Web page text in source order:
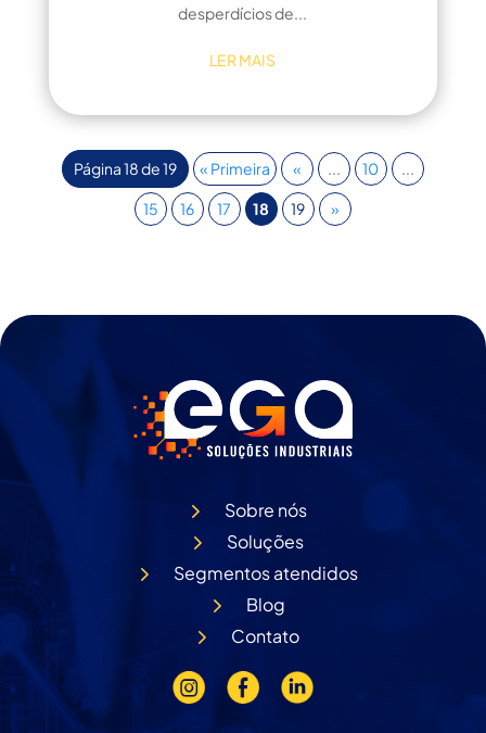
desperdícios de...
LER MAIS
Página 18 de 19 « Primeira « ... 10 ...
15 16 17 18 19 »
Sobre nós
Soluções
Segmentos atendidos
Blog
Contato